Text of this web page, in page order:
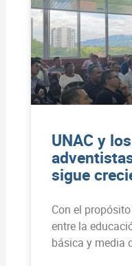
UNAC y
sigue
Con el
entre la
básica y media